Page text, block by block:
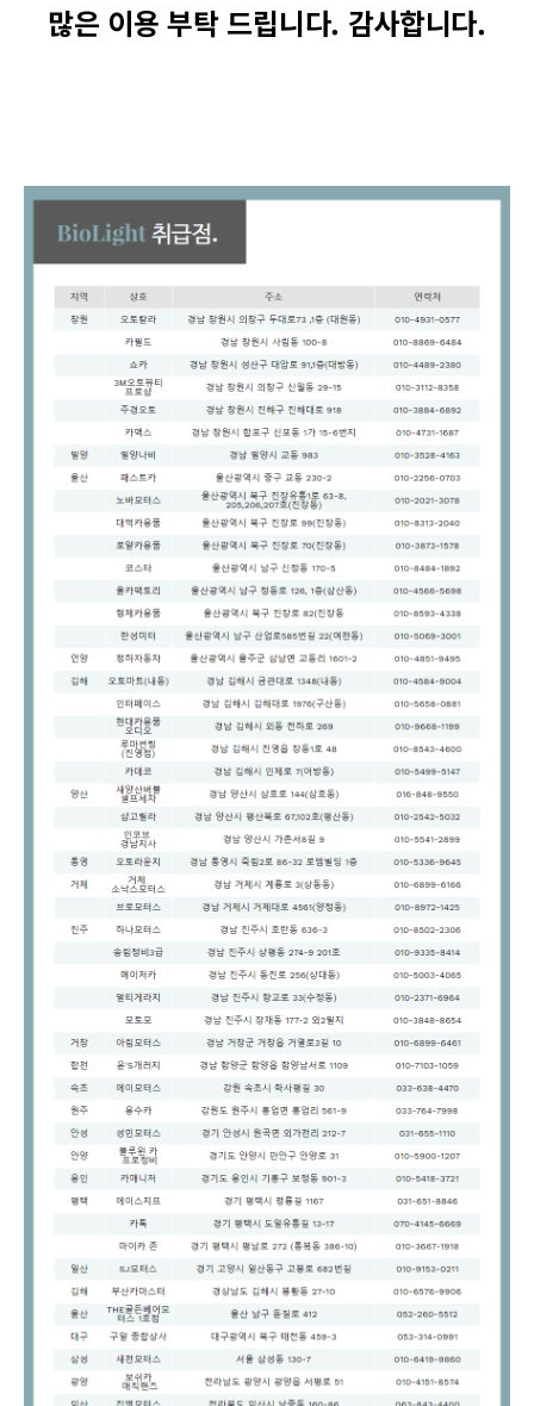
많은 이용 부탁 드립니다. 감사합니다.